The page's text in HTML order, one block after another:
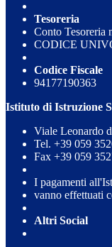
Tesoreria
Conto Tesoreria
CODICE
Codice Fiscale
94177190363
Istituto di Istruzione
Viale Leonardo
Tel. +39 059
Fax +39 059
I pagamenti
vanno effettuati
Altri Social